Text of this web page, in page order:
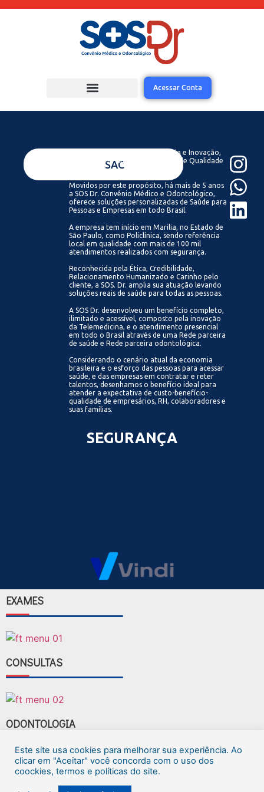
Acessar Conta
VENDASSAC
Acreditamos que com Tecnologia e Inovação,
todos podem ter acesso a Saúde de Qualidade
Movidos por este propósito, há mais de 5 anos
a SOS Dr. Convênio Médico e Odontológico,
oferece soluções personalizadas de Saúde para
Pessoas e Empresas em todo Brasil.
A empresa tem início em Marilia, no Estado de
São Paulo, como Policlínica, sendo referência
local em qualidade com mais de 100 mil
atendimentos realizados com segurança.
Reconhecida pela Ética, Credibilidade,
Relacionamento Humanizado e Carinho pelo
cliente, a SOS. Dr. amplia sua atuação levando
soluções reais de saúde para todas as pessoas.
A SOS Dr. desenvolveu um benefício completo,
ilimitado e acessível, composto pela inovação
da Telemedicina, e o atendimento presencial
em todo o Brasil através de uma Rede parceira
de saúde e Rede parceira odontológica.
Considerando o cenário atual da economia
brasileira e o esforço das pessoas para acessar
saúde, e das empresas em contratar e reter
talentos, desenhamos o benefício ideal para
atender a expectativa de custo-benefício-
qualidade de empresários, RH, colaboradores e
suas famílias.
SEGURANÇA
Este site usa cookies para melhorar sua experiência. Ao
clicar em "Aceitar" você concorda com o uso dos
coockies, termos e políticas do site.
EXAMES
CONSULTAS
ODONTOLOGIA
FAÇA SEU AGENDAMENTO